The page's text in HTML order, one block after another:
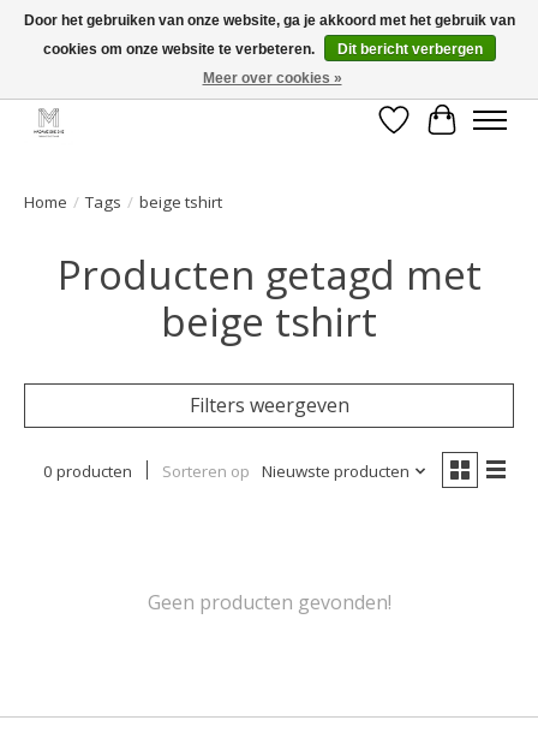
GRATIS verzending vanaf €50 voor BE - €75 voor NL - After pay mogelijk!
Verlanglijst
Home / Tags / beige tshirt
Producten getagd met
beige tshirt
Filters weergeven
0 producten Sorteren op Nieuwste producten
Geen producten gevonden!
Door het gebruiken van onze website, ga je akkoord met het gebruik van
cookies om onze website te verbeteren.
Dit bericht verbergen
Meer over cookies »